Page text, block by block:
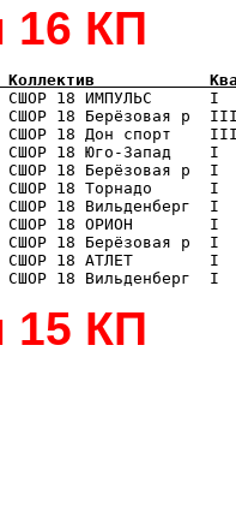
КП
Квал
СШОР 18 ИМПУЛЬС
СШОР 18
СШОР 18 Дон
СШОР 18 Юго-
СШОР 18
СШОР 18 Торнадо
СШОР 18
СШОР 18 ОРИОН
СШОР 18
СШОР 18 АТЛЕТ
КП